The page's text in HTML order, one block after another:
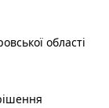
області